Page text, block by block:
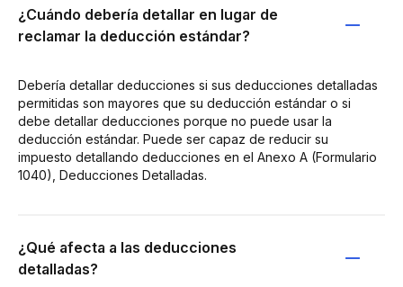
¿Cuándo debería detallar en lugar de
reclamar la deducción estándar?
Debería detallar deducciones si sus deducciones detalladas
permitidas son mayores que su deducción estándar o si
debe detallar deducciones porque no puede usar la
deducción estándar. Puede ser capaz de reducir su
impuesto detallando deducciones en el Anexo A (Formulario
1040), Deducciones Detalladas.
¿Qué afecta a las deducciones
detalladas?